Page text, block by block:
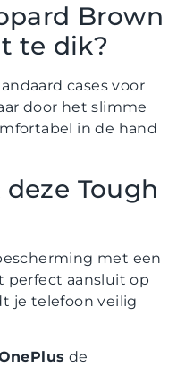
Brown
te dik?
cases voor
door het slimme
in de hand
Tough
met een
perfect aansluit op
je telefoon veilig
de